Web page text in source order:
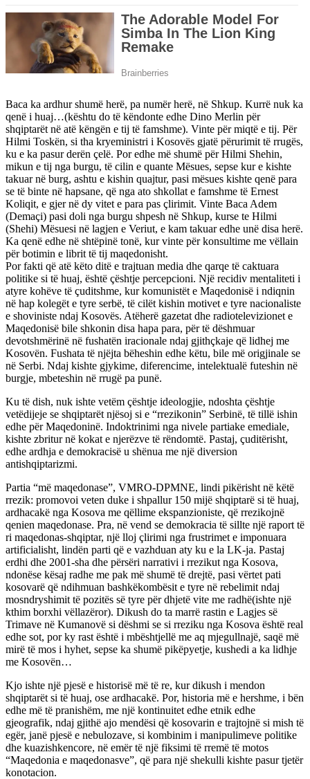
Baca ka ardhur shumë herë, pa numër herë, në Shkup. Kurrë nuk ka
qenë i huaj…(kështu do të këndonte edhe Dino Merlin për
shqiptarët në atë këngën e tij të famshme). Vinte për miqtë e tij. Për
Hilmi Toskën, si tha kryeministri i Kosovës gjatë përurimit të rrugës,
ku e ka pasur derën çelë. Por edhe më shumë për Hilmi Shehin,
mikun e tij nga burgu, të cilin e quante Mësues, sepse kur e kishte
takuar në burg, ashtu e kishin quajtur, pasi mësues kishte qenë para
se të binte në hapsane, që nga ato shkollat e famshme të Ernest
Koliqit, e gjer në dy vitet e para pas çlirimit. Vinte Baca Adem
(Demaçi) pasi doli nga burgu shpesh në Shkup, kurse te Hilmi
(Shehi) Mësuesi në lagjen e Veriut, e kam takuar edhe unë disa herë.
Ka qenë edhe në shtëpinë tonë, kur vinte për konsultime me vëllain
për botimin e librit të tij maqedonisht.
Por fakti që atë këto ditë e trajtuan media dhe qarqe të caktuara
politike si të huaj, është çështje percepcioni. Një recidiv mentaliteti i
atyre kohëve të çuditshme, kur komunistët e Maqedonisë i ndiqnin
në hap kolegët e tyre serbë, të cilët kishin motivet e tyre nacionaliste
e shoviniste ndaj Kosovës. Atëherë gazetat dhe radiotelevizionet e
Maqedonisë bile shkonin disa hapa para, për të dëshmuar
devotshmërinë në fushatën iracionale ndaj gjithçkaje që lidhej me
Kosovën. Fushata të njëjta bëheshin edhe këtu, bile më origjinale se
në Serbi. Ndaj kishte gjykime, diferencime, intelektualë futeshin në
burgje, mbeteshin në rrugë pa punë.
Ku të dish, nuk ishte vetëm çështje ideologjie, ndoshta çështje
vetëdijeje se shqiptarët njësoj si e “rrezikonin” Serbinë, të tillë ishin
edhe për Maqedoninë. Indoktrinimi nga nivele partiake emediale,
kishte zbritur në kokat e njerëzve të rëndomtë. Pastaj, çuditërisht,
edhe ardhja e demokracisë u shënua me një diversion
antishqiptarizmi.
Partia “më maqedonase”, VMRO-DPMNE, lindi pikërisht në këtë
rrezik: promovoi veten duke i shpallur 150 mijë shqiptarë si të huaj,
ardhacakë nga Kosova me qëllime ekspanzioniste, që rrezikojnë
qenien maqedonase. Pra, në vend se demokracia të sillte një raport të
ri maqedonas-shqiptar, një lloj çlirimi nga frustrimet e imponuara
artificialisht, lindën parti që e vazhduan aty ku e la LK-ja. Pastaj
erdhi dhe 2001-sha dhe përsëri narrativi i rrezikut nga Kosova,
ndonëse kësaj radhe me pak më shumë të drejtë, pasi vërtet pati
kosovarë që ndihmuan bashkëkombësit e tyre në rebelimit ndaj
mosndryshimit të pozitës së tyre për dhjetë vite me radhë(ishte një
kthim borxhi vëllazëror). Dikush do ta marrë rastin e Lagjes së
Trimave në Kumanovë si dëshmi se si rreziku nga Kosova është real
edhe sot, por ky rast është i mbështjellë me aq mjegullnajë, saqë më
mirë të mos i hyhet, sepse ka shumë pikëpyetje, kushedi a ka lidhje
me Kosovën…
Kjo ishte një pjesë e historisë më të re, kur dikush i mendon
shqiptarët si të huaj, ose ardhacakë. Por, historia më e hershme, i bën
edhe më të pranishëm, me një kontinuitet edhe etnik edhe
gjeografik, ndaj gjithë ajo mendësi që kosovarin e trajtojnë si mish të
egër, janë pjesë e nebulozave, si kombinim i manipulimeve politike
dhe kuazishkencore, në emër të një fiksimi të rremë të motos
“Maqedonia e maqedonasve”, që para një shekulli kishte pasur tjetër
konotacion.